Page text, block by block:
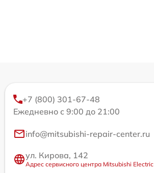
+7 (800) 301-67-48
Ежедневно с 9:00 до 21:00
info@mitsubishi-repair-center.ru
ул. Кирова, 142
Адрес сервисного центра Mitsubishi Electric